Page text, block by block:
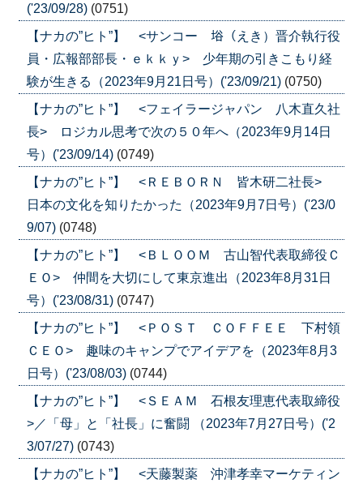
('23/09/28) (0751)
【ナカの”ヒト”】 <サンコー 﨏（えき）晋介執行役
員・広報部部長・ｅｋｋｙ> 少年期の引きこもり経
験が生きる（2023年9月21日号）('23/09/21) (0750)
【ナカの”ヒト”】 <フェイラージャパン 八木直久社
長> ロジカル思考で次の５０年へ（2023年9月14日
号）('23/09/14) (0749)
【ナカの”ヒト”】 <ＲＥＢＯＲＮ 皆木研二社長>
日本の文化を知りたかった（2023年9月7日号）('23/0
9/07) (0748)
【ナカの”ヒト”】 <ＢＬＯＯＭ 古山智代表取締役Ｃ
ＥＯ> 仲間を大切にして東京進出（2023年8月31日
号）('23/08/31) (0747)
【ナカの”ヒト”】 <ＰＯＳＴ ＣＯＦＦＥＥ 下村領
ＣＥＯ> 趣味のキャンプでアイデアを（2023年8月3
日号）('23/08/03) (0744)
【ナカの”ヒト”】 <ＳＥＡＭ 石根友理恵代表取締役
>／「母」と「社長」に奮闘 （2023年7月27日号）('2
3/07/27) (0743)
【ナカの”ヒト”】 <天藤製薬 沖津孝幸マーケティン